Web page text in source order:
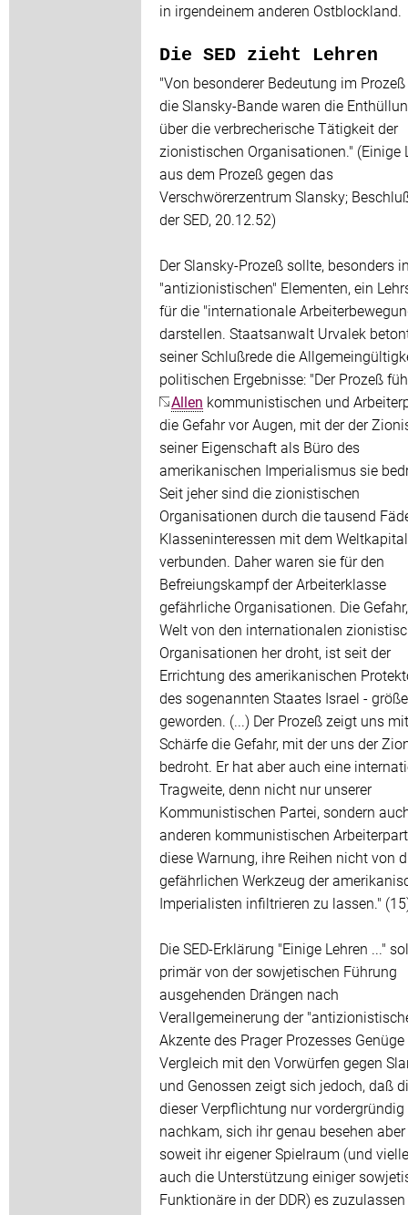
in irgendeinem anderen Ostblockland.
Die SED zieht Lehren
"Von besonderer Bedeutung im
die Slansky-Bande waren die
über die verbrecherische Tätigkeit der
zionistischen Organisationen." (Einige
aus dem Prozeß gegen das
Verschwörerzentrum Slansky;
der SED, 20.12.52)
Der Slansky-Prozeß sollte, besonders
"antizionistischen" Elementen, ein
für die "internationale
darstellen. Staatsanwalt Urvalek
seiner Schlußrede die
politischen Ergebnisse: "Der Prozeß
Allen kommunistischen und
die Gefahr vor Augen, mit der der
seiner Eigenschaft als Büro des
amerikanischen Imperialismus sie
Seit jeher sind die zionistischen
Organisationen durch die tausend
Klasseninteressen mit dem
verbunden. Daher waren sie für den
Befreiungskampf der Arbeiterklasse
gefährliche Organisationen. Die
Welt von den internationalen
Organisationen her droht, ist seit der
Errichtung des amerikanischen
des sogenannten Staates Israel -
geworden. (...) Der Prozeß zeigt uns
Schärfe die Gefahr, mit der uns der
bedroht. Er hat aber auch eine
Tragweite, denn nicht nur unserer
Kommunistischen Partei, sondern
anderen kommunistischen
diese Warnung, ihre Reihen nicht von
gefährlichen Werkzeug der
Imperialisten infiltrieren zu lassen."
Die SED-Erklärung "Einige Lehren ..."
primär von der sowjetischen Führung
ausgehenden Drängen nach
Verallgemeinerung der
Akzente des Prager Prozesses
Vergleich mit den Vorwürfen gegen
und Genossen zeigt sich jedoch, daß
dieser Verpflichtung nur vordergründig
nachkam, sich ihr genau besehen
soweit ihr eigener Spielraum (und
auch die Unterstützung einiger
Funktionäre in der DDR) es